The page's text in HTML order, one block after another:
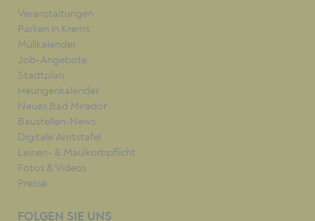
Veranstaltungen
Parken in Krems
Müllkalender
Job-Angebote
Stadtplan
Heurigenkalender
Neues Bad Mirador
Baustellen-News
Digitale Amtstafel
Leinen- & Maulkorbpflicht
Fotos & Videos
Presse
FOLGEN SIE UNS